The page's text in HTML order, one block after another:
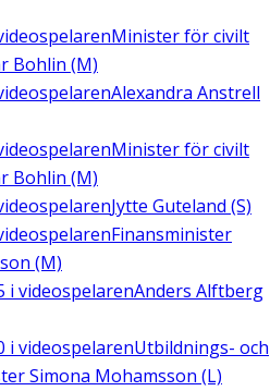
Minister för civilt
Bohlin (M)
Alexandra Anstrell
Minister för civilt
Bohlin (M)
Jytte Guteland (S)
Finansminister
(M)
i videospelarenAnders Alftberg
i videospelarenUtbildnings- och
Simona Mohamsson (L)